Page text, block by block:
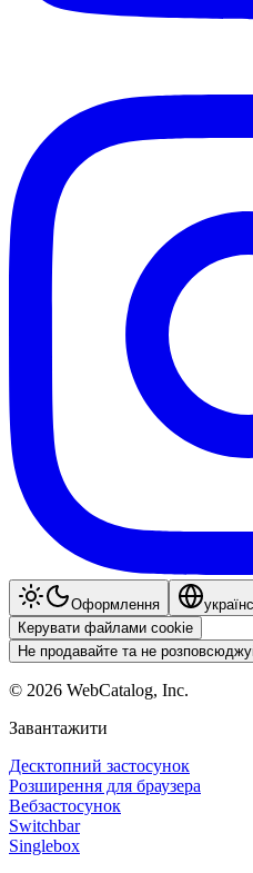
Оформлення
Керувати файлами cookie
Не продавайте та не
© 2026 WebCatalog, Inc.
Завантажити
Десктопний застосунок
Розширення для браузера
Вебзастосунок
Switchbar
Singlebox